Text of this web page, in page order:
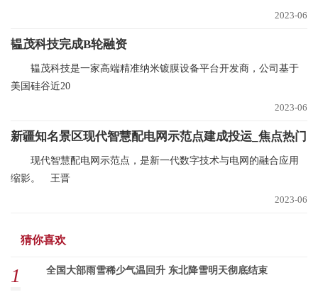
2023-06
韫茂科技完成B轮融资
韫茂科技是一家高端精准纳米镀膜设备平台开发商，公司基于
美国硅谷近20
2023-06
新疆知名景区现代智慧配电网示范点建成投运_焦点热门
现代智慧配电网示范点，是新一代数字技术与电网的融合应用
缩影。 王晋
2023-06
猜你喜欢
1 全国大部雨雪稀少气温回升 东北降雪明天彻底结束